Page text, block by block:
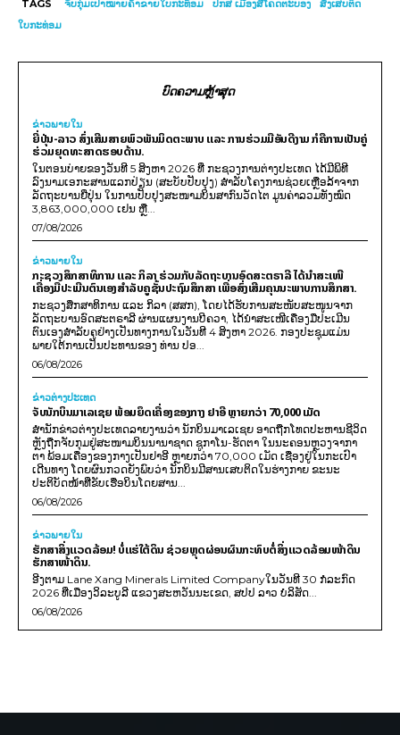
TAGS ຈັບກຸ່ມເປົ້າໝາຍຄ້າຂາຍໃບກະທ້ອມ ປກສ ເມືອງສີໂຄດຕະບອງ
ສິ່ງເສບຕິດ
ໃບກະທ່ອມ
ບົດຄວາມຫຼ້າສຸດ
ຂ່າວພາຍ​ໃນ
ຍີ່ປຸ່ນ-ລາວ ສົ່ງເສີມສາຍພົວພັນມິດຕະພາບ ແລະ ການຮ່ວມມືອັນດີງາມ ກໍຄືການເປັນຄູ່
ຮ່ວມຍຸດທະສາດຮອບດ້ານ.
ໃນຕອນບ່າຍຂອງວັນທີ 5 ສິງຫາ 2026 ທີ່ ກະຊວງການຕ່າງປະເທດ ໄດ້ມີພິທີ
ລົງນາມເອກະສານແລກປ່ຽນ (ສະບັບປັບປຸງ) ສໍາລັບໂຄງການຊ່ວຍເຫຼືອລ້າຈາກ
ລັດຖະບານຍີ່ປຸ່ນ ໃນການປັບປຸງສະໜາມບິນສາກົນວັດໄຕ ມູນຄ່າລວມທັງໝົດ
3,863,000,000 ເຢນ ຫຼື...
07/08/2026
ຂ່າວພາຍ​ໃນ
ກະຊວງສຶກສາທິການ ແລະ ກິລາ ຮ່ວມກັບລັດຖະບານອົດສະຕຣາລີ ໄດ້ນຳສະເໜີ
ເຄື່ອງມືປະເມີນຕົນເອງສຳລັບຄູຊັ້ນປະຖົມສຶກສາ ເພື່ອສົ່ງເສີມຄຸນນະພາບການສຶກສາ.
ກະຊວງສຶກສາທິການ ແລະ ກິລາ (ສສກ), ໂດຍໄດ້ຮັບການສະໜັບສະໜູນຈາກ
ລັດຖະບານອົດສະຕຣາລີ ຜ່ານແຜນງານບີຄວາ, ໄດ້ນຳສະເໜີເຄື່ອງມືປະເມີນ
ຕົນເອງສຳລັບຄູຢ່າງເປັນທາງການໃນວັນທີ 4 ສິງຫາ 2026. ກອງປະຊຸມແມ່ນ
ພາຍໃຕ້ການເປັນປະທານຂອງ ທ່ານ ປອ...
06/08/2026
ຂ່າວຕ່າງປະເທດ
ຈັບນັກບິນມາເລເຊຍ ພ້ອມຍຶດເຄື່ອງຂອງກາງ ຢາອີ ຫຼາຍກວ່າ 70,000 ເມັດ
ສຳນັກຂ່າວຕ່າງປະເທດລາຍງານວ່າ ນັກບິນມາເລເຊຍ ອາດຖືກໂທດປະຫານຊີວິດ
ຫຼັງຖືກຈັບກຸມຢູ່ສະໜາມບິນນານາຊາດ ຊູກາໂນ-ຮັດຕາ ໃນນະຄອນຫຼວງຈາກາ
ຕາ ພ້ອມເຄື່ອງຂອງກາງເປັນຢາອີ ຫຼາຍກວ່າ 70,000 ເມັດ ເຊື່ອງຢູ່ໃນກະເປົາ
ເດີນທາງ ໂດຍຜົນກວດຍັງພົບວ່າ ນັກບິນມີສານເສບຕິດໃນຮ່າງກາຍ ຂະນະ
ປະຕິບັດໜ້າທີ່ຂັບເຮືອບິນໂດຍສານ...
06/08/2026
ຂ່າວພາຍ​ໃນ
ຮັກສາສິ່ງແວດລ້ອມ! ບໍ່ແຮ່ໃຕ້ດິນ ຊ່ວຍຫຼຸດຜ່ອນຜົນກະທົບຕໍ່ສິ່ງແວດລ້ອມໜ້າດິນ
ຮັກສາໜ້າດິນ.
ອີງຕາມ Lane Xang Minerals Limited Companyໃນວັນທີ 30 ກໍລະກົດ
2026 ທີ່ເມືອງວິລະບູລີ ແຂວງສະຫວັນນະເຂດ, ສປປ ລາວ ບໍລິສັດ...
06/08/2026